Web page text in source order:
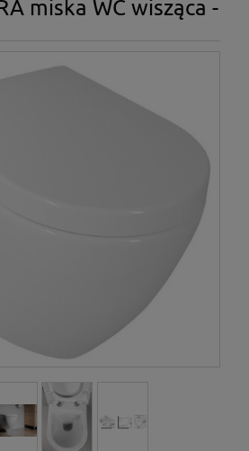
miska WC wisząca -